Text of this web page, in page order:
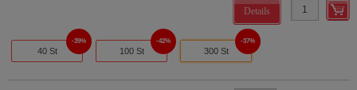
Details
40 St
39%
100 St
42%
300 St
37%